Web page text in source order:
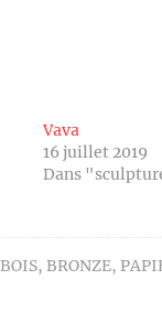
Vava
16 juillet 2019
Dans
BOIS, BRONZE,